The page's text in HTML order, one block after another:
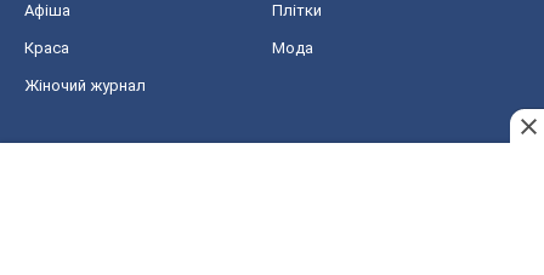
Афіша Плітки
Краса Мода
Жіночий журнал